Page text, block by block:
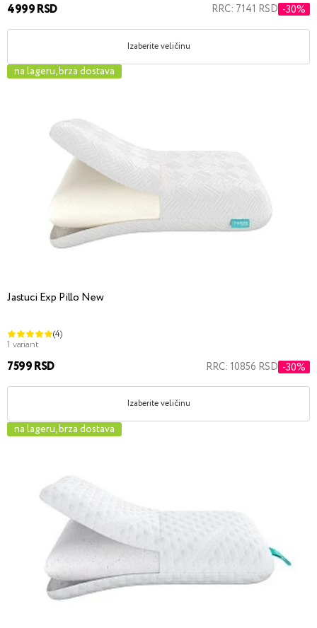
4999 RSD RRC: 7141 RSD -30%
Izaberite veličinu
na lageru, brza dostava
Jastuci Exp Pillo New
(4)
1 variant
7599 RSD RRC: 10856 RSD -30%
Izaberite veličinu
na lageru, brza dostava